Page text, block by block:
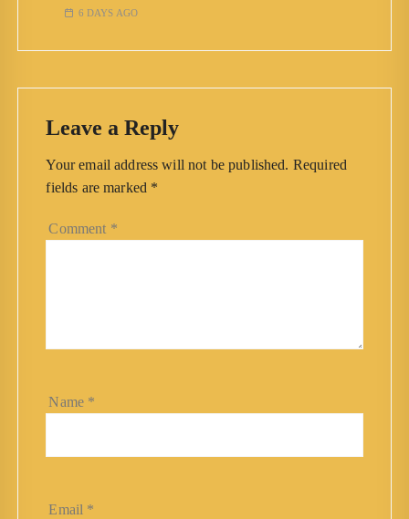
6 DAYS AGO
Leave a Reply
Your email address will not be published. Required
fields are marked *
Comment *
Name *
Email *